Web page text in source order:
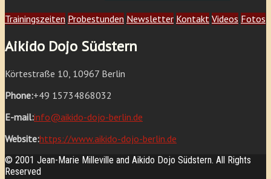
Trainingszeiten Probestunden Newsletter Kontakt Videos Fotos
Aikido Dojo Südstern
Körtestraße 10, 10967 Berlin
Phone:+49 15734868032
E-mail:info@aikido-dojo-berlin.de
Website:https://www.aikido-dojo-berlin.de
© 2001 Jean-Marie Milleville and Aikido Dojo Südstern. All Rights
Reserved